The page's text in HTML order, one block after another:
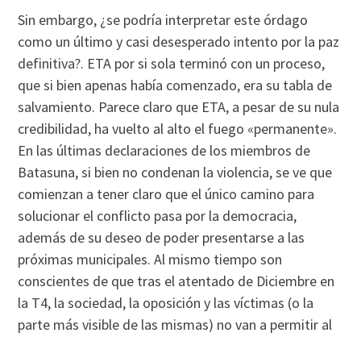
Sin embargo, ¿se podrí­a interpretar este órdago
como un último y casi desesperado intento por la paz
definitiva?. ETA por si sola terminó con un proceso,
que si bien apenas habí­a comenzado, era su tabla de
salvamiento. Parece claro que ETA, a pesar de su nula
credibilidad, ha vuelto al alto el fuego «permanente».
En las últimas declaraciones de los miembros de
Batasuna, si bien no condenan la violencia, se ve que
comienzan a tener claro que el único camino para
solucionar el conflicto pasa por la democracia,
además de su deseo de poder presentarse a las
próximas municipales. Al mismo tiempo son
conscientes de que tras el atentado de Diciembre en
la T4, la sociedad, la oposición y las ví­ctimas (o la
parte más visible de las mismas) no van a permitir al